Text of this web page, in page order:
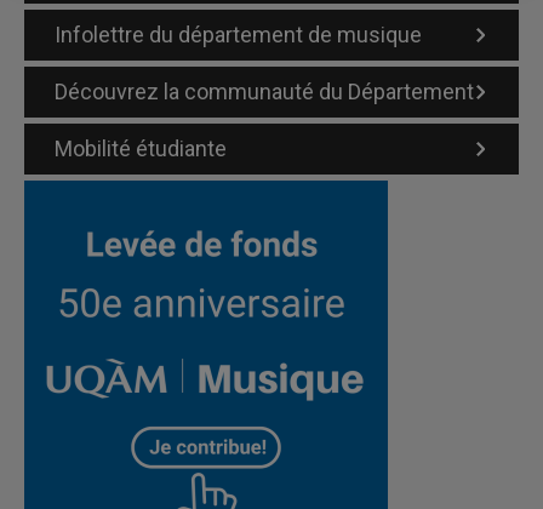
Infolettre du département de musique
Découvrez la communauté du Département
Mobilité étudiante